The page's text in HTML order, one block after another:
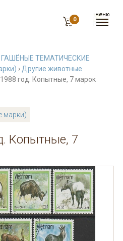
0
ГАШЁНЫЕ ТЕМАТИЧЕСКИЕ
› Другие животные
год. Копытные, 7 марок
марки)
Копытные, 7